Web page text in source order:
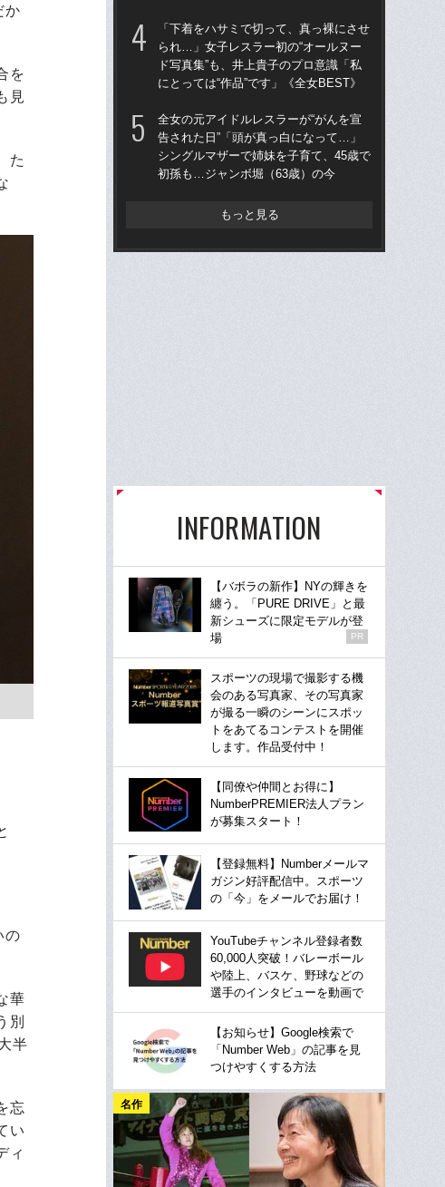
か
を
見
た
の
華
別
半
忘
い
ィ
「下着をハサミで切って、真っ裸にさせ
られ…」女子レスラー初の“オールヌー
ド写真集”も、井上貴子のプロ意識「私
にとっては“作品”です」《全女BEST》
全女の元アイドルレスラーが“がんを宣
告された日”「頭が真っ白になって…」
シングルマザーで姉妹を子育て、45歳で
初孫も…ジャンボ堀（63歳）の今
もっと見る
INFORMATION
【バボラの新作】NYの輝きを
纏う。「PURE DRIVE」と最
新シューズに限定モデルが登
場
PR
スポーツの現場で撮影する機
会のある写真家、その写真家
が撮る一瞬のシーンにスポッ
トをあてるコンテストを開催
します。作品受付中！
【同僚や仲間とお得に】
NumberPREMIER法人プラン
が募集スタート！
【登録無料】Numberメールマ
ガジン好評配信中。スポーツ
の「今」をメールでお届け！
YouTubeチャンネル登録者数
60,000人突破！バレーボール
や陸上、バスケ、野球などの
選手のインタビューを動画で
【お知らせ】Google検索で
「Number Web」の記事を見
つけやすくする方法
名作